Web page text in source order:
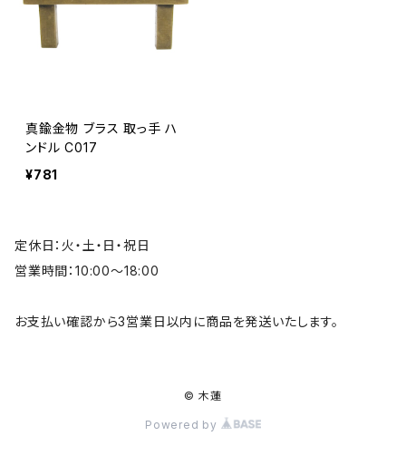
真鍮金物 ブラス 取っ手 ハ
ンドル C017
¥781
定休日：火・土・日・祝日
営業時間：10:00～18:00
お支払い確認から3営業日以内に商品を発送いたします。
© 木蓮
Powered by